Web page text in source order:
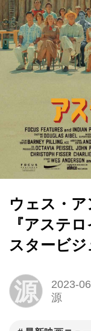
ウェス・
『アステ
スタービジ
源
2023-
源